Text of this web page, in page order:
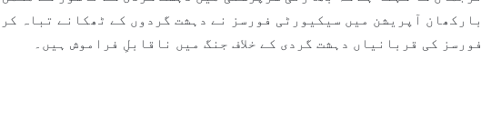
بارکھان آپریشن میں سیکیورٹی فورسز نے دہشت گردوں کے ٹھکانے تباہ
فورسز کی قربانیاں دہشت گردی کے خلاف جنگ میں ناقابلِ فراموش ہیں۔